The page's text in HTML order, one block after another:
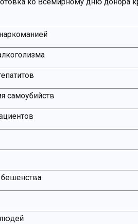
ко Всемирному дню донора
самоубийств